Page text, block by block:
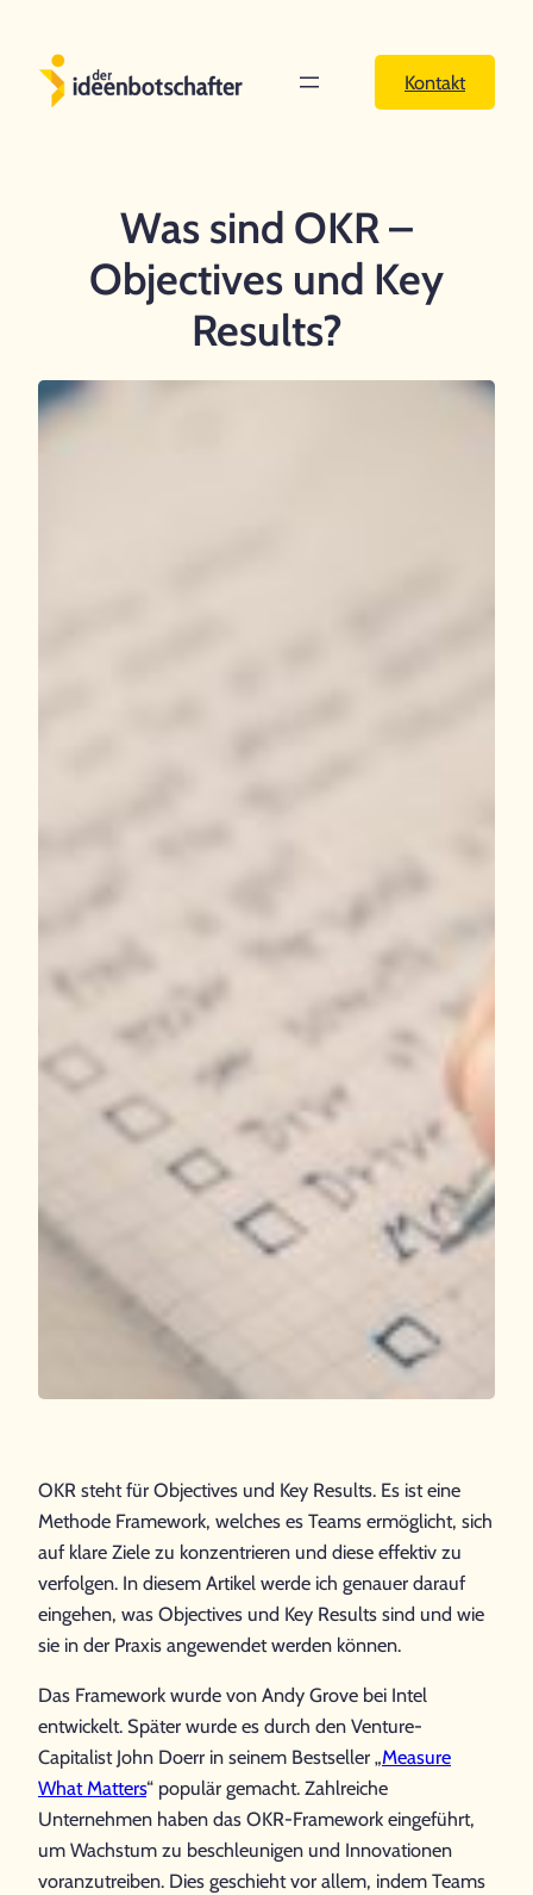
Inhalt
springen
Kontakt
Was sind OKR –
Objectives und Key
Results?
OKR steht für Objectives und Key Results. Es ist eine
Methode Framework, welches es Teams ermöglicht, sich
auf klare Ziele zu konzentrieren und diese effektiv zu
verfolgen. In diesem Artikel werde ich genauer darauf
eingehen, was Objectives und Key Results sind und wie
sie in der Praxis angewendet werden können.
Das Framework wurde von Andy Grove bei Intel
entwickelt. Später wurde es durch den Venture-
Capitalist John Doerr in seinem Bestseller „Measure
What Matters“ populär gemacht. Zahlreiche
Unternehmen haben das OKR-Framework eingeführt,
um Wachstum zu beschleunigen und Innovationen
voranzutreiben. Dies geschieht vor allem, indem Teams